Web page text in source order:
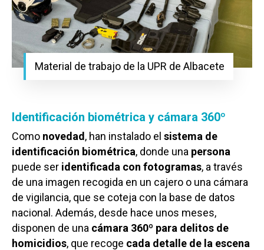
Material de trabajo de la UPR de Albacete
Identificación biométrica y cámara 360º
Como novedad, han instalado el sistema de
identificación biométrica, donde una persona
puede ser identificada con fotogramas, a través
de una imagen recogida en un cajero o una cámara
de vigilancia, que se coteja con la base de datos
nacional. Además, desde hace unos meses,
disponen de una cámara 360º para delitos de
homicidios, que recoge cada detalle de la escena